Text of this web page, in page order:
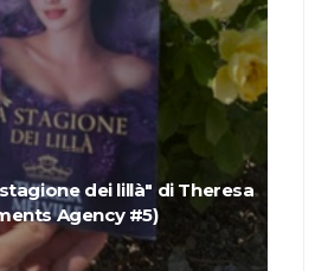
dei lillà" di Theresa
Agency #5)